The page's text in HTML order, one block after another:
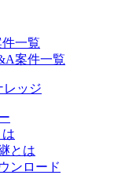
一覧
案件一覧
レッジ
とは
ンロード